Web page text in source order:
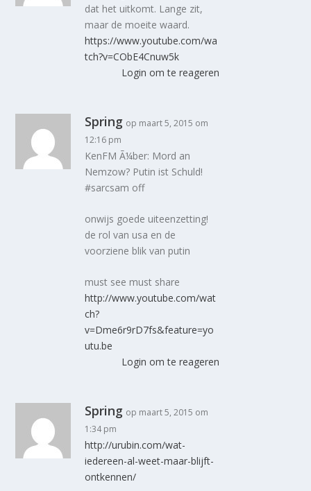
dat het uitkomt. Lange zit,
maar de moeite waard.
https://www.youtube.com/wa
tch?v=CObE4Cnuw5k
Login om te reageren
Spring op maart 5, 2015 om
12:16 pm
KenFM Ã¼ber: Mord an
Nemzow? Putin ist Schuld!
#sarcsam off
onwijs goede uiteenzetting!
de rol van usa en de
voorziene blik van putin
must see must share
http://www.youtube.com/wat
ch?
v=Dme6r9rD7fs&feature=yo
utu.be
Login om te reageren
Spring op maart 5, 2015 om
1:34 pm
http://urubin.com/wat-
iedereen-al-weet-maar-blijft-
ontkennen/